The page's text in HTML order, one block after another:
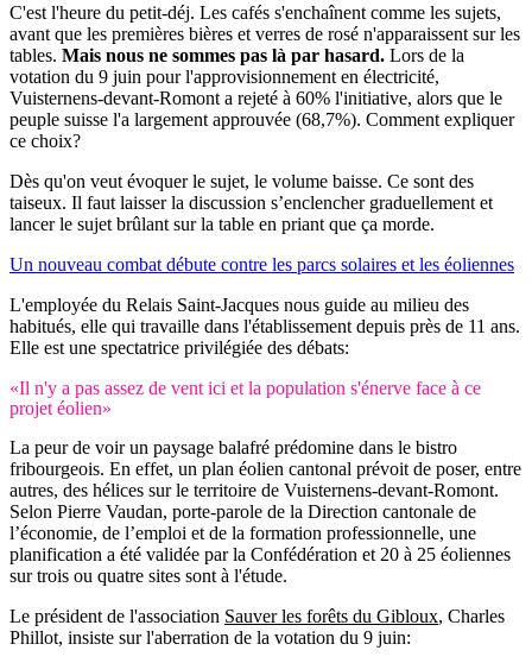
C'est l'heure du petit-déj. Les cafés s'enchaînent comme les sujets,
avant que les premières bières et verres de rosé n'apparaissent sur les
tables. Mais nous ne sommes pas là par hasard. Lors de la
votation du 9 juin pour l'approvisionnement en électricité,
Vuisternens-devant-Romont a rejeté à 60% l'initiative, alors que le
peuple suisse l'a largement approuvée (68,7%). Comment expliquer
ce choix?
Dès qu'on veut évoquer le sujet, le volume baisse. Ce sont des
taiseux. Il faut laisser la discussion s’enclencher graduellement et
lancer le sujet brûlant sur la table en priant que ça morde.
Un nouveau combat débute contre les parcs solaires et les éoliennes
L'employée du Relais Saint-Jacques nous guide au milieu des
habitués, elle qui travaille dans l'établissement depuis près de 11 ans.
Elle est une spectatrice privilégiée des débats:
«Il n'y a pas assez de vent ici et la population s'énerve face à ce
projet éolien»
La peur de voir un paysage balafré prédomine dans le bistro
fribourgeois. En effet, un plan éolien cantonal prévoit de poser, entre
autres, des hélices sur le territoire de Vuisternens-devant-Romont.
Selon Pierre Vaudan, porte-parole de la Direction cantonale de
l’économie, de l’emploi et de la formation professionnelle, une
planification a été validée par la Confédération et 20 à 25 éoliennes
sur trois ou quatre sites sont à l'étude.
Le président de l'association Sauver les forêts du Gibloux, Charles
Phillot, insiste sur l'aberration de la votation du 9 juin: